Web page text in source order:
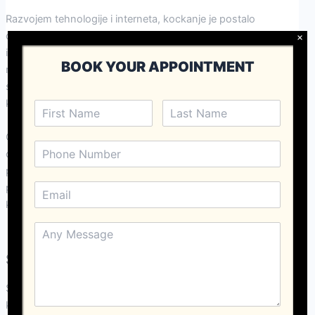
Razvojem tehnologije i interneta, kockanje je postalo
dostupnije nego ikad prije. Online kockanje donosi nove
izazove i promjene u kulturnim stavovima, jer se igrači sada
mogu kockati iz udobnosti svojih domova. Ova promjena
stvara nove debate o sigurnosti, odgovornosti i etici
kockanja.
Osim toga, online platforme često promoviraju kockanje kao
oblik zabave, što može umanjiti ozbiljnost problema
povezanih s ovisnošću. Kultura brzih dobitaka i lakoće
pristupa može dodatno oblikovati stavove mladih ljudi prema
kockanju, čime se stvara novi izazov za društvo.
Spino Gambino Casino i njegova uloga
Spino Gambino Casino predstavlja suvremeni pristup
kockanju, nudeći igračima širok spektar igara i mogućnosti. S
BOOK YOUR APPOINTMENT
×